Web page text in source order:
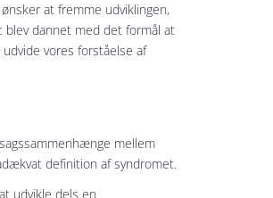
at fremme udviklingen,
blev dannet med det formål at
vores forståelse af
mellem
definition af syndromet.
udvikle dels en